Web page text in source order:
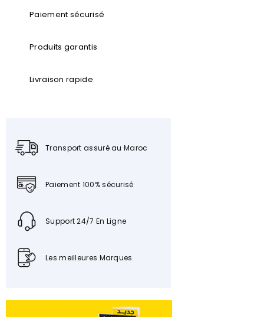
Paiement sécurisé
Produits garantis
Livraison rapide
Transport assuré au Maroc
Paiement 100% sécurisé
Support 24/7 En Ligne
Les meilleures Marques